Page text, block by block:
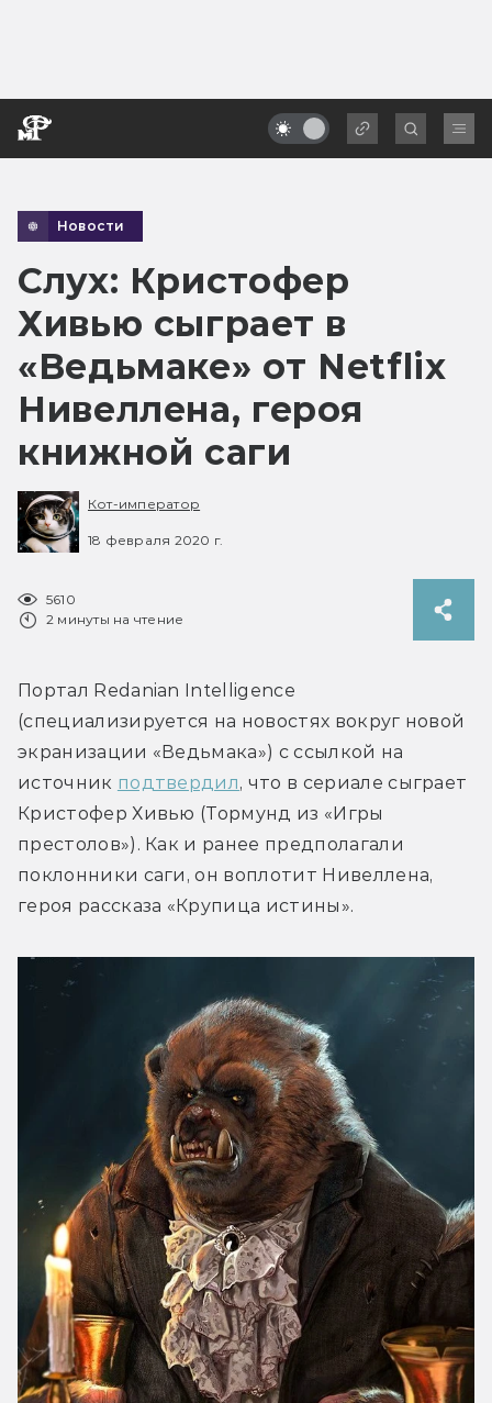
Новости
Слух: Кристофер
Хивью сыграет в
«Ведьмаке» от Netflix
Нивеллена, героя
книжной саги
Кот-император
18 февраля 2020 г.
5610
2 минуты на чтение
Портал Redanian Intelligence
(специализируется на новостях вокруг новой
экранизации «Ведьмака») с ссылкой на
источник подтвердил, что в сериале сыграет
Кристофер Хивью (Тормунд из «Игры
престолов»). Как и ранее предполагали
поклонники саги, он воплотит Нивеллена,
героя рассказа «Крупица истины».